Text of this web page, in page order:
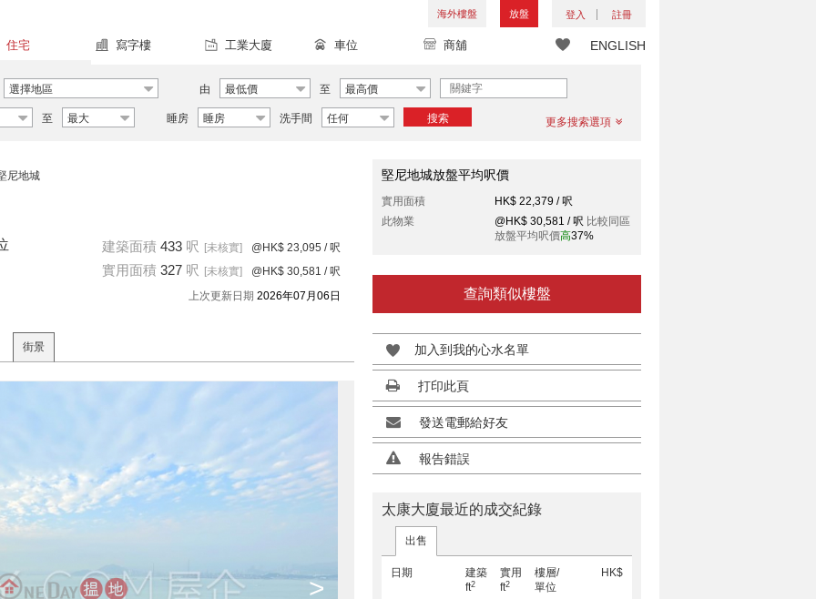
海外樓盤 放盤 登入 註冊
ENGLISH
住宅 寫字樓 工業大廈 車位 商舖
選擇地區 由 最低價 至 最高價
至 最大 睡房 睡房 洗手間 任何 搜索 更多搜索選項
尼地城
建築面積 433 呎 [未核實] @HK$ 23,095 / 呎
實用面積 327 呎 [未核實] @HK$ 30,581 / 呎
上次更新日期 2026年07月06日
街景
>
堅尼地城放盤平均呎價
實用面積
HK$ 22,379 / 呎
此物業
@HK$ 30,581 / 呎 比較同區
放盤平均呎價高37%
查詢類似樓盤
加入到我的心水名單
打印此頁
發送電郵給好友
報告錯誤
太康大廈最近的成交紀錄
出售
日期
建築
ft2
實用
ft2
樓層/
單位
HK$